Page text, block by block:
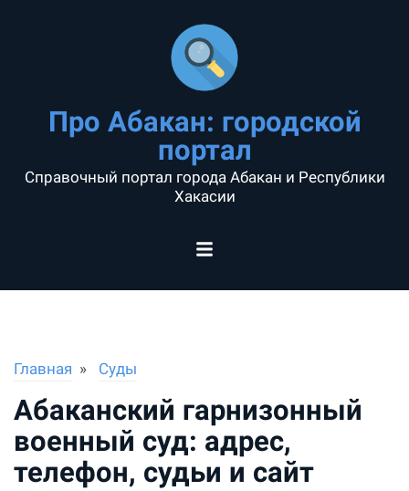
Про Абакан: городской
портал
Справочный портал города Абакан и Республики
Хакасии
Главная Суды
Абаканский гарнизонный
военный суд: адрес,
телефон, судьи и сайт